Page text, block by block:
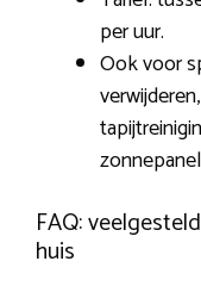
per uur.
Ook voor
FAQ:
huis